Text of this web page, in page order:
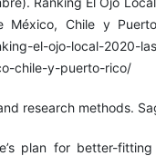
México, Chile y
el-ojo-local-2020-
chile-y-puerto-rico/
research methods.
plan for better-